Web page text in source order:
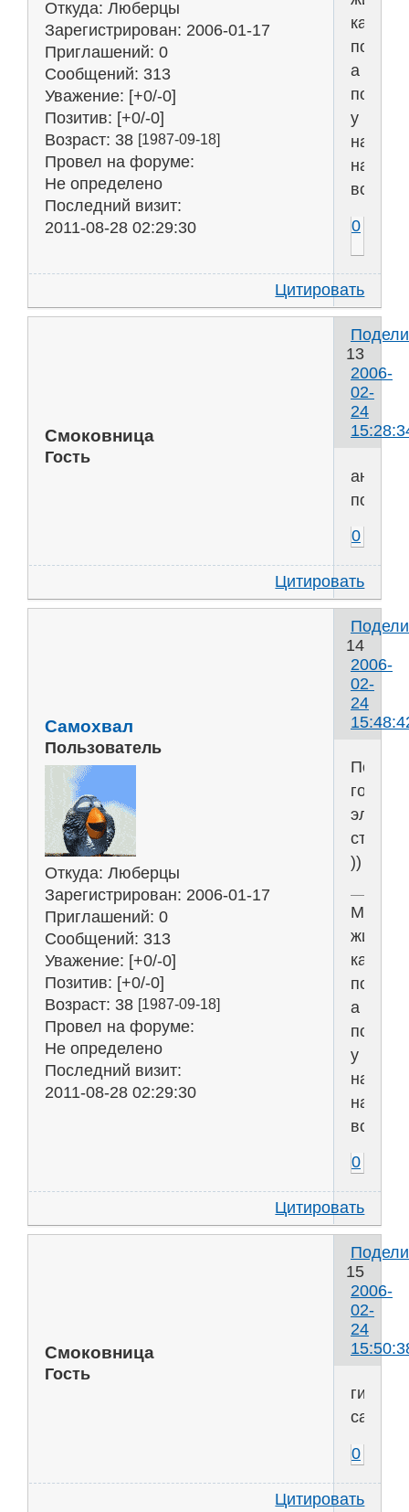
Откуда: Люберцы
Зарегистрирован: 2006-01-17
Приглашений: 0
Сообщений: 313
Уважение: [+0/-0]
Позитив: [+0/-0]
Возраст: 38 [1987-09-18]
Провел на форуме:
Не определено
Последний визит:
2011-08-28 02:29:30
как
а
у
нас
на
всё!
0
Цитировать
13
2006-
02-
24
Смоковница
Гость
попа
0
Цитировать
14
2006-
02-
24
Самохвал
Пользователь
Откуда: Люберцы
Зарегистрирован: 2006-01-17
Приглашений: 0
Сообщений: 313
Уважение: [+0/-0]
Позитив: [+0/-0]
Возраст: 38 [1987-09-18]
Провел на форуме:
Не определено
Последний визит:
2011-08-28 02:29:30
годро-
))
Мы
живём
как
а
у
нас
на
всё!
0
Цитировать
15
2006-
02-
24
Смоковница
Гость
сахар
0
Цитировать